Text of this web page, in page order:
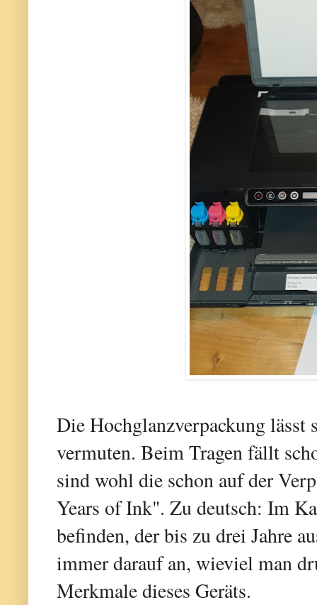
Die Hochglanzverpackung lässt
vermuten. Beim Tragen fällt
sind wohl die schon auf der
Years of Ink". Zu deutsch: Im
befinden, der bis zu drei Jahre
immer darauf an, wieviel man
Merkmale dieses Geräts.